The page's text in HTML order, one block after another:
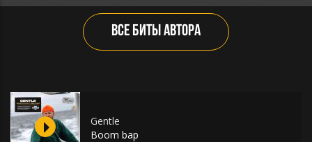
ВСЕ БИТЫ АВТОРА
Gentle
Boom bap